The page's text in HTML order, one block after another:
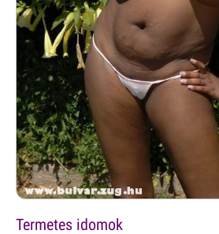
Termetes idomok